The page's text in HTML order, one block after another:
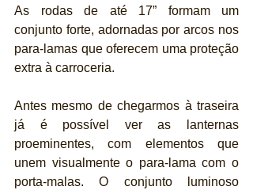
As rodas de até 17” formam um
conjunto forte, adornadas por arcos nos
para-lamas que oferecem uma proteção
extra à carroceria.
Antes mesmo de chegarmos à traseira
já é possível ver as lanternas
proeminentes, com elementos que
unem visualmente o para-lama com o
porta-malas. O conjunto luminoso